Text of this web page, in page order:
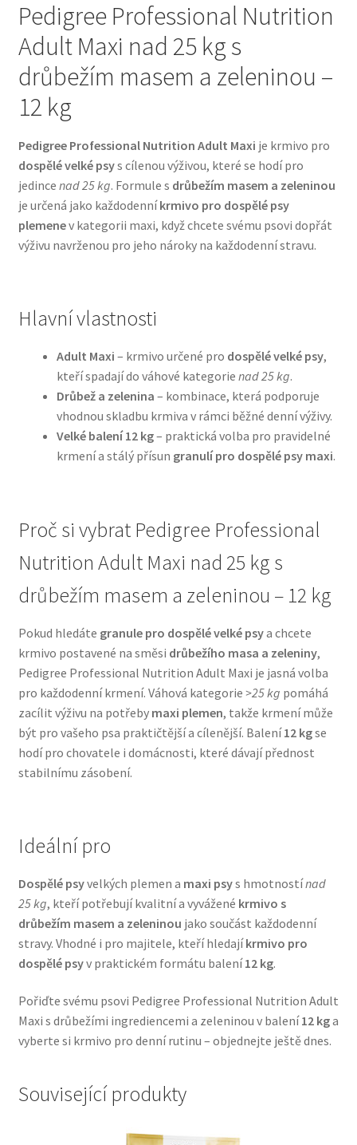
Bozita pro psy — Švédské krmivo s nordickou kvalitou
Brit pro psy
Granule pro psy
Natural Trainer pro psy — Italské krmivo s
přírodními složkami
Happy Dog — Německá kvalita a přirozené složení
Hračky pro psy
Konzervy a kapsičky pro psy
N&D Farmina pro psy — Italské holistic krmivo
Oblečky pro psy
Pelíšky pro psy
Ortopedické pelíšky
Přepravky pro psy
Purizon pro psy — Vysoký obsah masa, bez obilovin
Royal Canin pro psy
Veterinární dieta pro psy
Vodítka a obojky
Pedigree Professional Nutrition
Adult Maxi nad 25 kg s
drůbežím masem a zeleninou –
12 kg
Pedigree Professional Nutrition Adult Maxi je krmivo pro
dospělé velké psys cílenou výživou, které se hodí pro
jedince nad 25 kg. Formule s drůbežím masem a zeleninou
je určená jako každodenníkrmivo pro dospělé psy
plemenev kategorii maxi, když chcete svému psovi dopřát
výživu navrženou pro jeho nároky na každodenní stravu.
Hlavní vlastnosti
Adult Maxi – krmivo určené pro dospělé velké psy,
kteří spadají do váhové kategorie nad 25 kg.
Drůbež a zelenina – kombinace, která podporuje
vhodnou skladbu krmiva v rámci běžné denní výživy.
Velké balení 12 kg– praktická volba pro pravidelné
krmení a stálý přísun granulí pro dospělé psy maxi.
Proč si vybrat Pedigree Professional
Nutrition Adult Maxi nad 25 kg s
drůbežím masem a zeleninou – 12 kg
Pokud hledáte granule pro dospělé velké psya chcete
krmivo postavené na směsi drůbežího masa a zeleniny,
Pedigree Professional Nutrition Adult Maxi je jasná volba
pro každodenní krmení. Váhová kategorie >25 kg pomáhá
zacílit výživu na potřeby maxi plemen, takže krmení může
být pro vašeho psa praktičtější a cílenější. Balení12 kgse
hodí pro chovatele i domácnosti, které dávají přednost
stabilnímu zásobení.
Ideální pro
Dospělé psyvelkých plemen a maxi psys hmotnostínad
25 kg, kteří potřebují kvalitní a vyvážené krmivo s
drůbežím masem a zeleninou jako součást každodenní
stravy. Vhodné i pro majitele, kteří hledajíkrmivo pro
dospělé psyv praktickém formátu balení12 kg.
Pořiďte svému psovi Pedigree Professional Nutrition Adult
Maxi s drůbežími ingrediencemi a zeleninou v balení12 kga
vyberte si krmivo pro denní rutinu – objednejte ještě dnes.
Související produkty